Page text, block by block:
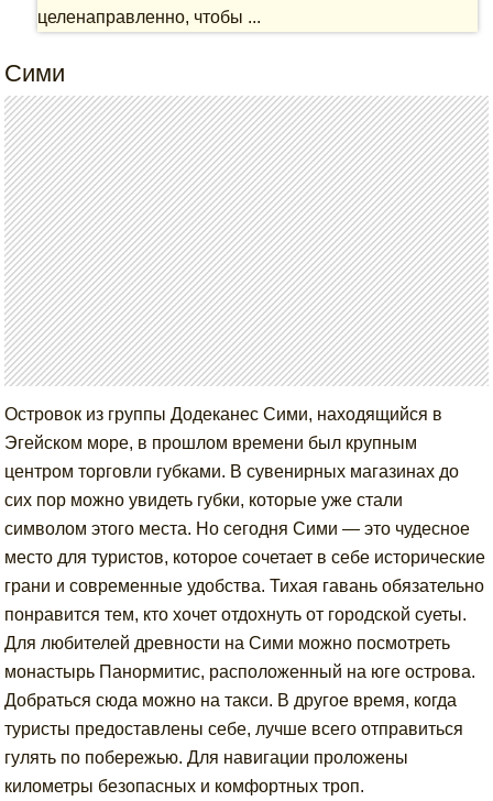
целенаправленно, чтобы ...
Сими
Островок из группы Додеканес Сими, находящийся в
Эгейском море, в прошлом времени был крупным
центром торговли губками. В сувенирных магазинах до
сих пор можно увидеть губки, которые уже стали
символом этого места. Но сегодня Сими — это чудесное
место для туристов, которое сочетает в себе исторические
грани и современные удобства. Тихая гавань обязательно
понравится тем, кто хочет отдохнуть от городской суеты.
Для любителей древности на Сими можно посмотреть
монастырь Панормитис, расположенный на юге острова.
Добраться сюда можно на такси. В другое время, когда
туристы предоставлены себе, лучше всего отправиться
гулять по побережью. Для навигации проложены
километры безопасных и комфортных троп.